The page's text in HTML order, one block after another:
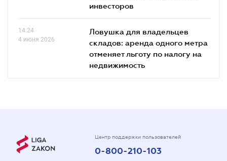
инвесторов
14.24
4 июня 2026
Ловушка для владельцев
складов: аренда одного метра
отменяет льготу по налогу на
недвижимость
Центр поддержки пользователей
0-800-210-103